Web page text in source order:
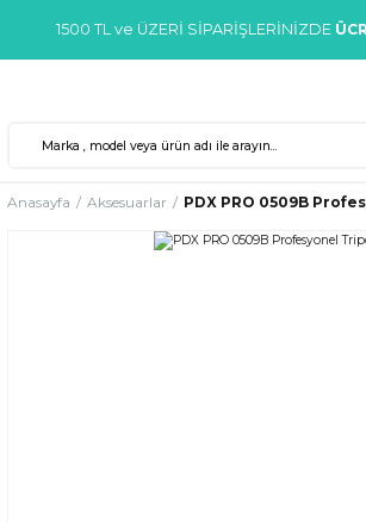
1500 TL ve ÜZERİ SİPARİŞLERİNİZDE
Anasayfa Aksesuarlar PDX PRO 0509B